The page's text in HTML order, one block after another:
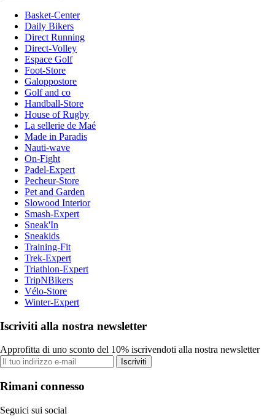
Basket-Center
Daily Bikers
Direct Running
Direct-Volley
Espace Golf
Foot-Store
Galoppostore
Golf and co
Handball-Store
House of Rugby
La sellerie de Maé
Made in Paradis
Nauti-wave
On-Fight
Padel-Expert
Pecheur-Store
Pet and Garden
Slowood Interior
Smash-Expert
Sneak'In
Sneakids
Training-Fit
Trek-Expert
Triathlon-Expert
TripNBikers
Vélo-Store
Winter-Expert
Iscriviti alla nostra newsletter
Approfitta di uno sconto del 10% iscrivendoti alla nostra newsletter
Iscriviti
Rimani connesso
Seguici sui social